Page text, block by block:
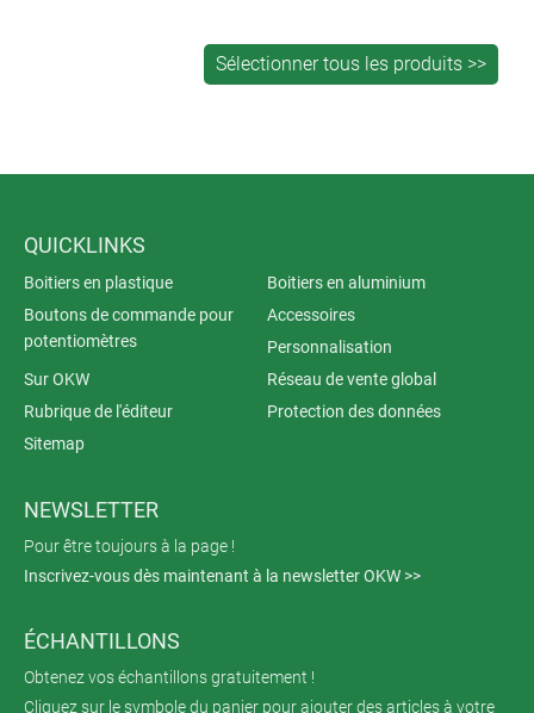
QUICKLINKS
Boitiers en plastique
Boitiers en aluminium
Boutons de commande pour
potentiomètres
Accessoires
Personnalisation
Sur OKW
Réseau de vente global
Rubrique de l'éditeur
Protection des données
Sitemap
NEWSLETTER
Pour être toujours à la page !
Inscrivez-vous dès maintenant à la newsletter OKW >>
ÉCHANTILLONS
Obtenez vos échantillons gratuitement !
Cliquez sur le symbole du panier pour ajouter des articles à votre